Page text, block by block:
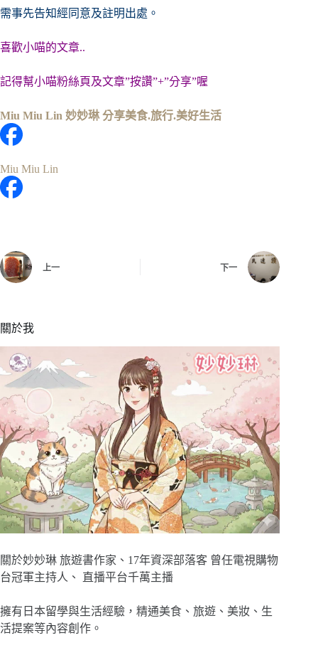
需事先告知經同意及註明出處。
喜歡小喵的文章..
記得幫小喵粉絲頁及文章”按讚”+”分享”喔
Miu Miu Lin 妙妙琳 分享美食.旅行.美好生活
Miu Miu Lin
上一 下一
關於我
關於妙妙琳 旅遊書作家、17年資深部落客 曾任電視購物
台冠軍主持人、 直播平台千萬主播
擁有日本留學與生活經驗，精通美食、旅遊、美妝、生
活提案等內容創作。